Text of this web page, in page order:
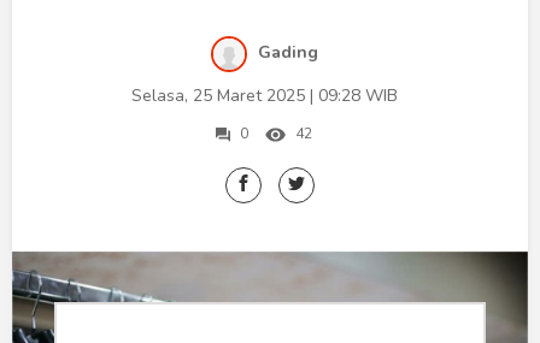
Tekno
Gaya
Gading
Selasa, 25 Maret 2025 | 09:28 WIB
0 42